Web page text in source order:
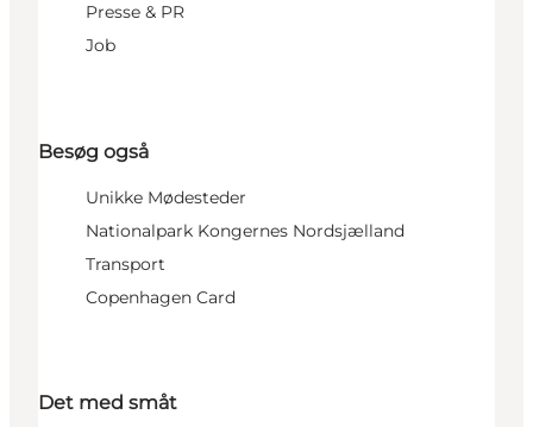
Presse & PR
Job
Besøg også
Unikke Mødesteder
Nationalpark Kongernes Nordsjælland
Transport
Copenhagen Card
Det med småt